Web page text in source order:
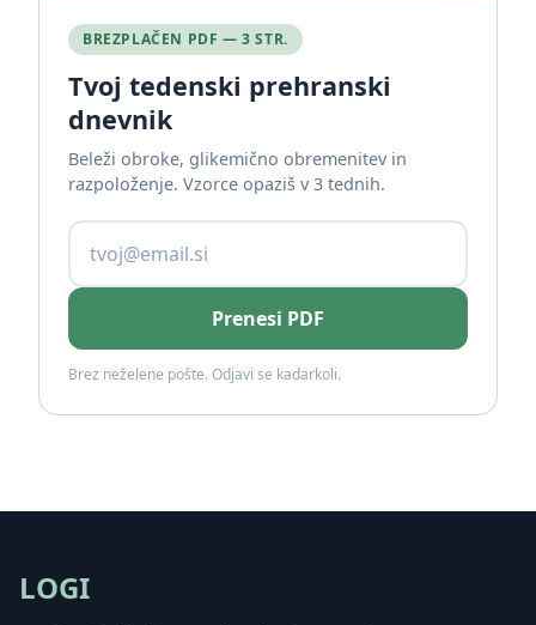
BREZPLAČEN PDF — 3 STR.
Tvoj tedenski prehranski
dnevnik
Beleži obroke, glikemično obremenitev in
razpoloženje. Vzorce opaziš v 3 tednih.
Prenesi PDF
Brez neželene pošte. Odjavi se kadarkoli.
LOGI